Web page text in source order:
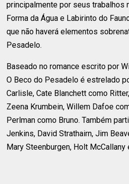
principalmente por seus trabalhos
Forma da Água e Labirinto do
que não haverá elementos
Pesadelo.
Baseado no romance escrito por
O Beco do Pesadelo é estrelado
Carlisle, Cate Blanchett como
Zeena Krumbein, Willem Dafoe
Perlman como Bruno. Também
Jenkins, David Strathairn, Jim
Mary Steenburgen, Holt McCallany